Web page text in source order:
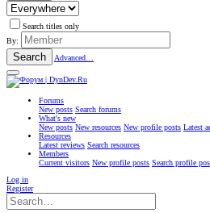
Search titles only
By:
Search Advanced…
Forums
New posts Search forums
What's new
New posts New resources New profile posts Latest
Resources
Latest reviews Search resources
Members
Current visitors New profile posts Search profile
Log in
Register